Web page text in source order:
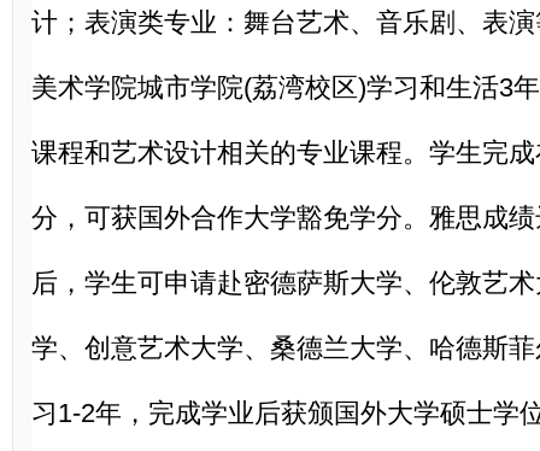
计；表演类专业：舞台艺术、音乐剧、表
美术学院城市学院(荔湾校区)学习和生活3
课程和艺术设计相关的专业课程。学生完
分，可获国外合作大学豁免学分。雅思成
后，学生可申请赴密德萨斯大学、伦敦艺
学、创意艺术大学、桑德兰大学、哈德斯
习1-2年，完成学业后获颁国外大学硕士学